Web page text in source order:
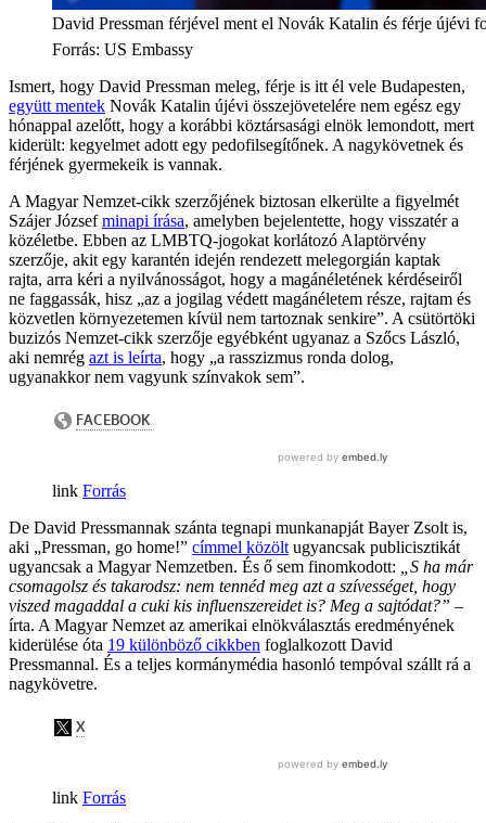
David Pressman férjével ment el Novák Katalin és férje újévi
Forrás: US Embassy
Ismert, hogy David Pressman meleg, férje is itt él vele Budapesten,
együtt mentek Novák Katalin újévi összejövetelére nem egész egy
hónappal azelőtt, hogy a korábbi köztársasági elnök lemondott, mert
kiderült: kegyelmet adott egy pedofilsegítőnek. A nagykövetnek és
férjének gyermekeik is vannak.
A Magyar Nemzet-cikk szerzőjének biztosan elkerülte a figyelmét
Szájer Józsefminapi írása, amelyben bejelentette, hogy visszatér a
közéletbe. Ebben az LMBTQ-jogokat korlátozó Alaptörvény
szerzője, akit egy karantén idején rendezett melegorgián kaptak
rajta, arra kéri a nyilvánosságot, hogy a magánéletének kérdéseiről
ne faggassák, hisz „az a jogilag védett magánéletem része, rajtam és
közvetlen környezetemen kívül nem tartoznak senkire”. A csütörtöki
buzizós Nemzet-cikk szerzője egyébként ugyanaz a Szőcs László,
aki nemrég azt is leírta, hogy „a rasszizmus ronda dolog,
ugyanakkor nem vagyunk színvakok sem”.
Forrás
De David Pressmannak szánta tegnapi munkanapját Bayer Zsolt is,
aki „Pressman, go home!” címmel közölt ugyancsak publicisztikát
ugyancsak a Magyar Nemzetben. És ő sem finomkodott:
„S ha már
csomagolsz és takarodsz: nem tennéd meg azt a szívességet, hogy
viszed magaddal a cuki kis influenszereidet is? Meg a sajtódat?” –
írta. A Magyar Nemzet az amerikai elnökválasztás eredményének
kiderülése óta 19 különböző cikkben foglalkozott David
Pressmannal. És a teljes kormánymédia hasonló tempóval szállt rá a
nagykövetre.
Forrás